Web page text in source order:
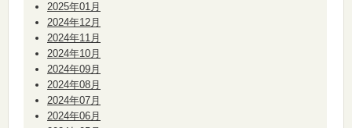
2025年01月
2024年12月
2024年11月
2024年10月
2024年09月
2024年08月
2024年07月
2024年06月